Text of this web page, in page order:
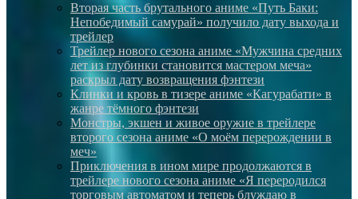
Вторая часть брутального аниме «Путь Баки:
Непобедимый самурай» получило дату выхода и
трейлер
Трейлер нового сезона аниме «Мужчина средних
лет из глубинки становится мастером меча»
раскрыл дату возвращения фэнтези
Клинки и кровь в тизере аниме «Кагурабати» в
жанре тёмного фэнтези
Монстры, экшен и живое оружие в трейлере
второго сезона аниме «О моём перерождении в
меч»
Приключения в ином мире продолжаются в
трейлере нового сезона аниме «Я переродился
торговым автоматом и теперь блуждаю в